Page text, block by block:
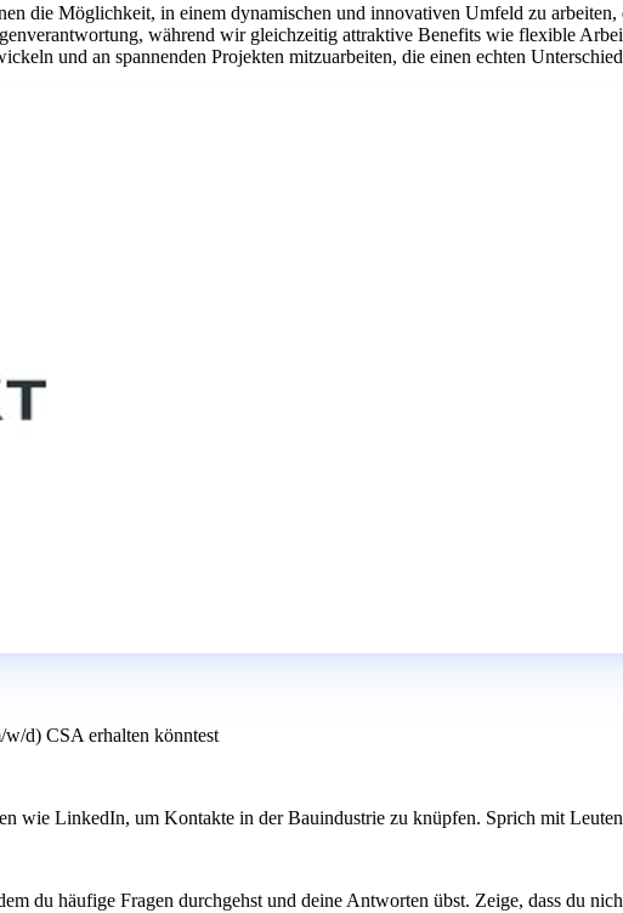
die Möglichkeit, in einem dynamischen und innovativen Umfeld zu arbeiten,
während wir gleichzeitig attraktive Benefits wie flexible
und an spannenden Projekten mitzuarbeiten, die einen echten
d) CSA erhalten könntest
wie LinkedIn, um Kontakte in der Bauindustrie zu knüpfen. Sprich mit
du häufige Fragen durchgehst und deine Antworten übst. Zeige, dass du